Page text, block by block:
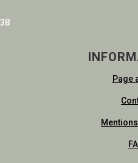
3B
Page